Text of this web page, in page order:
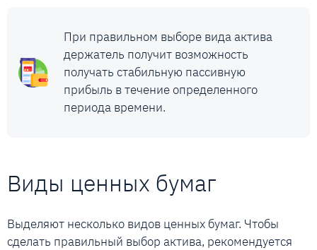
При правильном выборе вида актива
держатель получит возможность
получать стабильную пассивную
прибыль в течение определенного
периода времени.
Виды ценных бумаг
Выделяют несколько видов ценных бумаг. Чтобы
сделать правильный выбор актива, рекомендуется